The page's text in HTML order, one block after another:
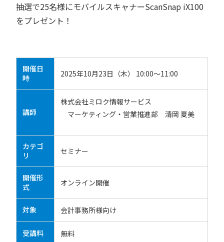
抽選で25名様にモバイルスキャナーScanSnap iX100
をプレゼント！
開催日
時
2025年10月23日（木） 10:00～11:00
講師
株式会社ミロク情報サービス
マーケティング・営業推進部 清岡 夏美
カテゴ
リ
セミナー
開催形
式
オンライン開催
対象 会計事務所様向け
受講料 無料